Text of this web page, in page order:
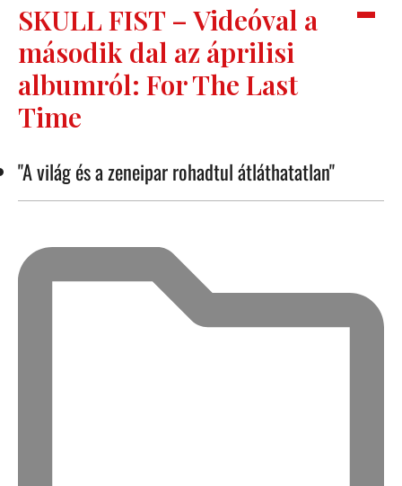
SKULL FIST – Videóval a
második dal az áprilisi
albumról: For The Last
Time
"A világ és a zeneipar rohadtul átláthatatlan"